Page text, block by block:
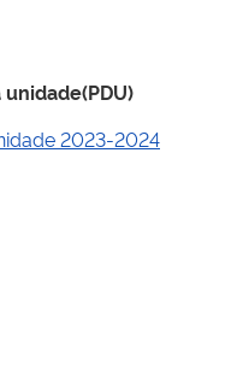
2023-2024